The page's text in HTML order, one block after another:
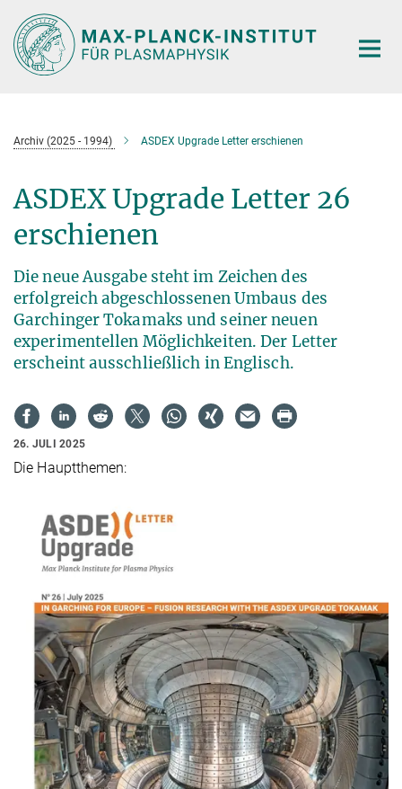
Hauptinhalt
Archiv (2025 - 1994) ASDEX Upgrade Letter erschienen
ASDEX Upgrade Letter 26
erschienen
Die neue Ausgabe steht im Zeichen des
erfolgreich abgeschlossenen Umbaus des
Garchinger Tokamaks und seiner neuen
experimentellen Möglichkeiten. Der Letter
erscheint ausschließlich in Englisch.
26. JULI 2025
Die Hauptthemen: